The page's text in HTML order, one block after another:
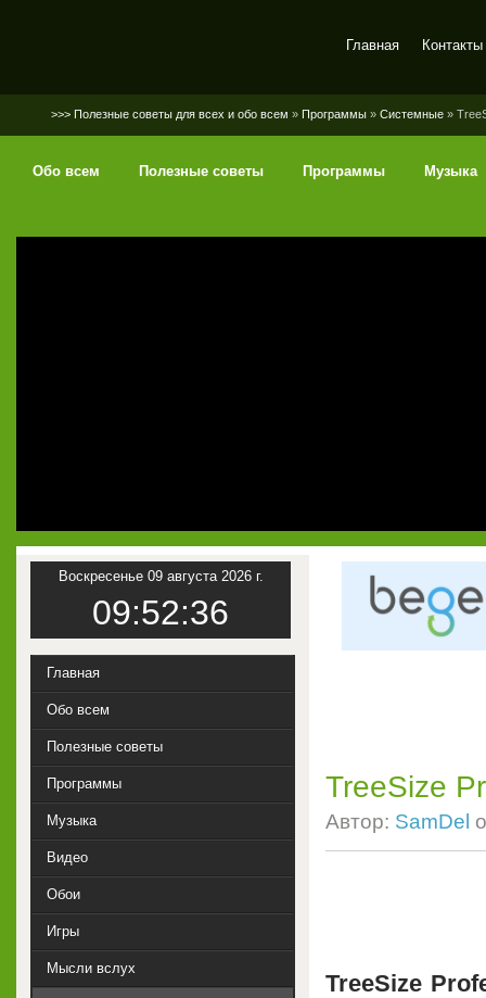
Главная Контакты
>>> Полезные советы для всех и обо всем » Программы » Системные »
Обо всем Полезные советы Программы Музыка
TreeSize
Автор: SamDel
TreeSize
Воскресенье 09 августа 2026 г.
09:52:37
Главная
Обо всем
Полезные советы
Программы
Музыка
Видео
Обои
Игры
Мысли вслух